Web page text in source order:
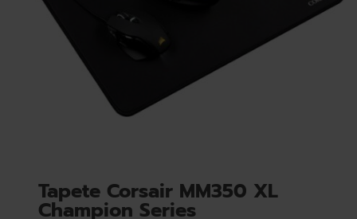
Tapete Corsair MM350 XL
Champion Series